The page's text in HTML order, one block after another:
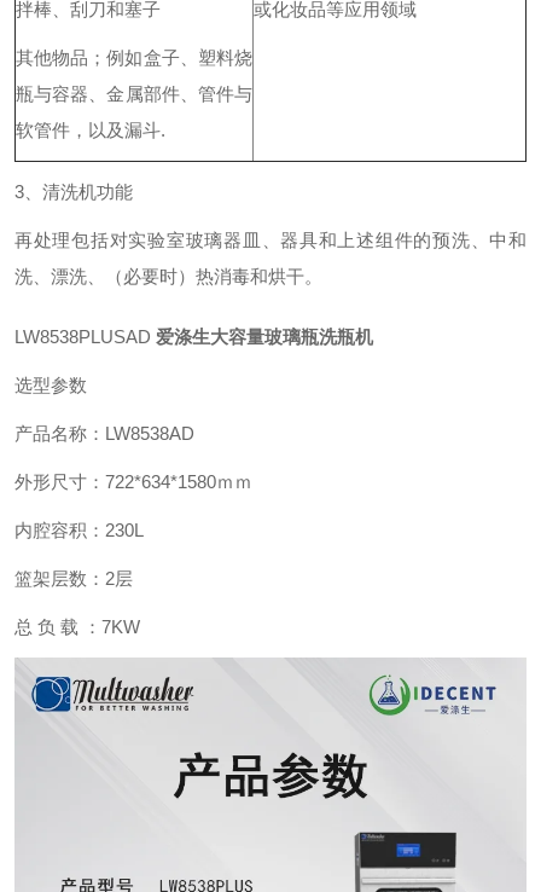
拌棒、刮刀和塞子
其他物品；例如盒子、塑料烧
瓶与容器、金属部件、管件与
软管件，以及漏斗.
或化妆品等应用领域
3、清洗机功能
再处理包括对实验室玻璃器皿、器具和上述组件的预洗、中和
洗、漂洗、（必要时）热消毒和烘干。
LW8538PLUSAD 爱涤生大容量玻璃瓶洗瓶机
选型参数
产品名称：LW8538AD
外形尺寸：722*634*1580ｍｍ
内腔容积：230L
篮架层数：2层
总 负 载 ：7KW